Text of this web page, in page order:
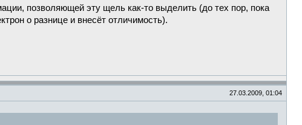
позволяющей эту щель как-то выделить (до тех пор, пока
о разнице и внесёт отличимость).
27.03.2009, 01:04